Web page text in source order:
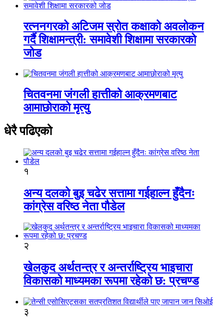
रत्ननगरको अटिजम स्रोत कक्षाको अवलोकन
गर्दै शिक्षामन्त्री: समावेशी शिक्षामा सरकारको
जोड
चितवनमा जंगली हात्तीको आक्रमणबाट
आमाछोराको मृत्यु
धेरै पढिएको
१
अन्य दलको बुइ चढेर सत्तामा गईहाल्न हुँदैनः
कांग्रेस वरिष्ठ नेता पौडेल
२
खेलकुद अर्थतन्त्र र अन्तर्राष्ट्रिय भाइचारा
विकासको माध्यमका रूपमा रहेको छ: प्रचण्ड
३